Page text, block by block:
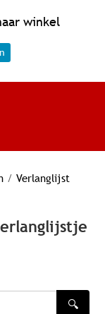
winkel
/ Verlanglijst
🔍